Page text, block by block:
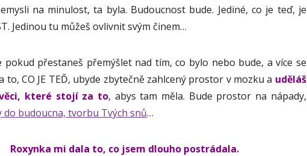
na minulost, ta byla. Budoucnost bude. Jediné, co je teď, je
Jedinou tu můžeš ovlivnit svým činem…
pokud přestaneš přemýšlet nad tím, co bylo nebo bude, a více se
to, CO JE TEĎ, ubyde zbytečně zahlcený prostor v mozku a uděláš
které stojí za to, abys tam měla. Bude prostor na nápady,
do budoucna, tvorbu Tvých snů…
Roxynka mi dala to, co jsem dlouho postrádala.